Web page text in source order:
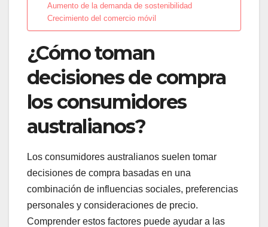
Aumento de la demanda de sostenibilidad
Crecimiento del comercio móvil
¿Cómo toman
decisiones de compra
los consumidores
australianos?
Los consumidores australianos suelen tomar
decisiones de compra basadas en una
combinación de influencias sociales, preferencias
personales y consideraciones de precio.
Comprender estos factores puede ayudar a las